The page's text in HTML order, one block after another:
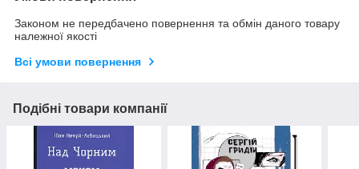
Законом не передбачено повернення та обмін даного товару
належної якості
Всі умови повернення
Подібні товари компанії